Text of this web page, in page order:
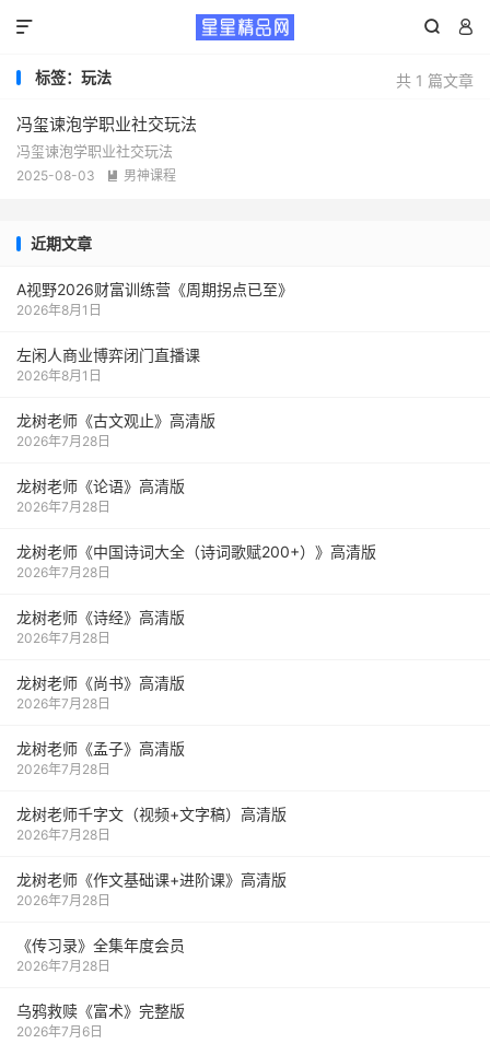
 

共 1 篇文章
标签：玩法
冯玺谏泡学职业社交玩法
冯玺谏泡学职业社交玩法
2025-08-03  男神课程
近期文章
A视野2026财富训练营《周期拐点已至》
2026年8月1日
左闲人商业博弈闭门直播课
2026年8月1日
龙树老师《古文观止》高清版
2026年7月28日
龙树老师《论语》高清版
2026年7月28日
龙树老师《中国诗词大全（诗词歌赋200+）》高清版
2026年7月28日
龙树老师《诗经》高清版
2026年7月28日
龙树老师《尚书》高清版
2026年7月28日
龙树老师《孟子》高清版
2026年7月28日
龙树老师千字文（视频+文字稿）高清版
2026年7月28日
龙树老师《作文基础课+进阶课》高清版
2026年7月28日
《传习录》全集年度会员
2026年7月28日
乌鸦救赎《富术》完整版
2026年7月6日